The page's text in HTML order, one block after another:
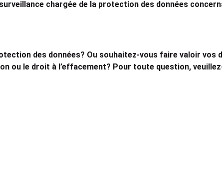
chargée de la protection des données
des données? Ou souhaitez-vous faire valoir
ou le droit à l’effacement? Pour toute question,